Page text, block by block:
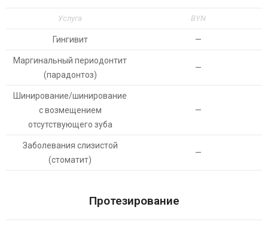
Услуга BYN
Гингивит —
Маргинальный периодонтит
(парадонтоз)
—
Шинирование/шинирование
с возмещением
отсутствующего зуба
—
Заболевания слизистой
(стоматит)
—
Протезирование